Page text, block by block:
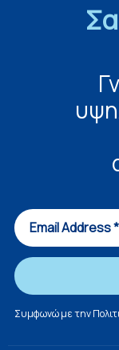
Συμφωνώ με την